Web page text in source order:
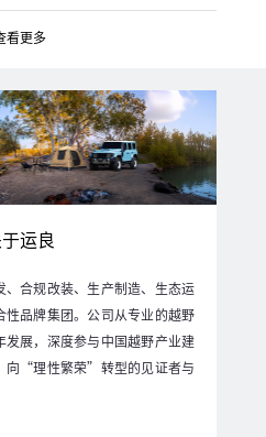
看更多
运良
、合规改装、生产制造、生态运
性品牌集团。公司从专业的越野
发展，深度参与中国越野产业建
“理性繁荣”转型的见证者与